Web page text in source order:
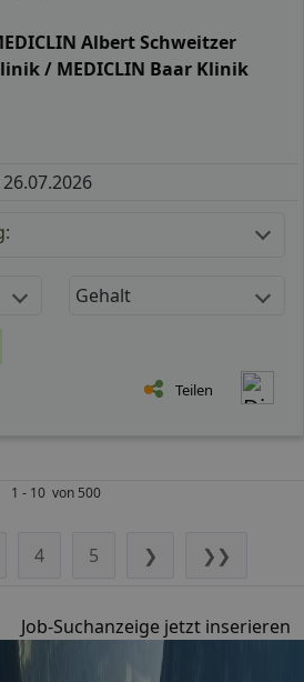
Albert Schweitzer
/ MEDICLIN Baar Klinik
Gehalt
Teilen
1 - 10 von 500
4 5 ❯ ❯❯
Job-Suchanzeige jetzt inserieren